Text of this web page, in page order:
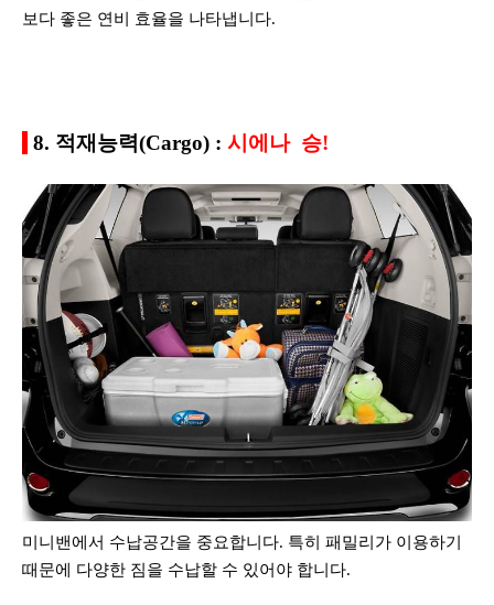
보다 좋은 연비 효율을 나타냅니다.
8. 적재능력(Cargo) : 시에나 승!
미니밴에서 수납공간을 중요합니다. 특히 패밀리가 이용하기
때문에 다양한 짐을 수납할 수 있어야 합니다.